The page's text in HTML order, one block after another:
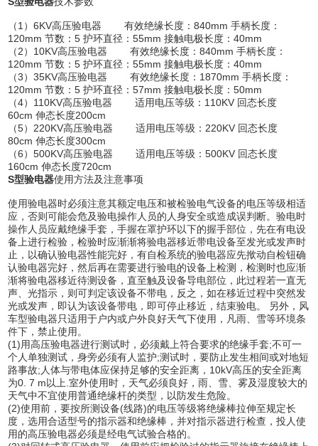
（1）6KV高压验电器 有效绝缘长度：840mm 手柄长度：
120mm 节数：5 护环直径：55mm 接触电极长度：40mm
（2）10KV高压验电器 有效绝缘长度：840mm 手柄长度：
120mm 节数：5 护环直径：55mm 接触电极长度：40mm
（3）35KV高压验电器 有效绝缘长度：1870mm 手柄长度：
120mm 节数：5 护环直径：57mm 接触电极长度：50mm
（4）110KV高压验电器 适用电压等级：110KV 回态长度
60cm 伸态长度200cm
（5）220KV高压验电器 适用电压等级：220KV 回态长度
80cm 伸态长度300cm
（6）500KV高压验电器 适用电压等级：500KV 回态长度
160cm 伸态长度720cm
S型验电器使用方法及注意事项
使用验电器时必须注意其额定电压和被检验电气设备的电压等级相适
应，否则可能会危及验电操作人员的人身安全或造成误判断。验电时
操作人员应戴绝缘手套，手握在罩护环以下的握手部位，先在有电设
备上进行检验，检验时应渐渐将验电器移近带电设备至发光或发声时
止，以确认验电器性能完好，有自检系统的验电器应先揿动自检钮确
认验电器完好，然后再在需要进行验电的设备上检测，检测时也应渐
渐将验电器移近待测设备，直至触及设备导电部位，此过程若一直无
声、光指示，则可判定该设备不带电，反之，如在移近过程中突然发
光或发声，即认为该设备带电，即可停止移近，结束验电。 另外，风
车型验电器只适用于户内或户外良好天气下使用，凡雨、雪等环境条
件下，禁止使用。
(1)用高压验电器进行测试时，必须戴上符合要求的绝缘手套;不可一
个人单独测试，身旁必须有人监护;测试时，要防止发生相间或对地短
路事故;人体与带电体应保持足够的安全距离，10kV高压的安全距离
为0. 7 m以上.室外使用时，天气必须良好，雨、雪、雾及湿度较大的
天气中不宜使用普通绝缘杆的类型，以防发生危险。
(2)使用前，要按所测设备(线路)的电压等级将绝缘棒拉伸至规定长
度，选用合适型号的指示器和绝缘棒，并对指示器进行检查，投人使
用的高压验电器必须是经电气试验合格的。